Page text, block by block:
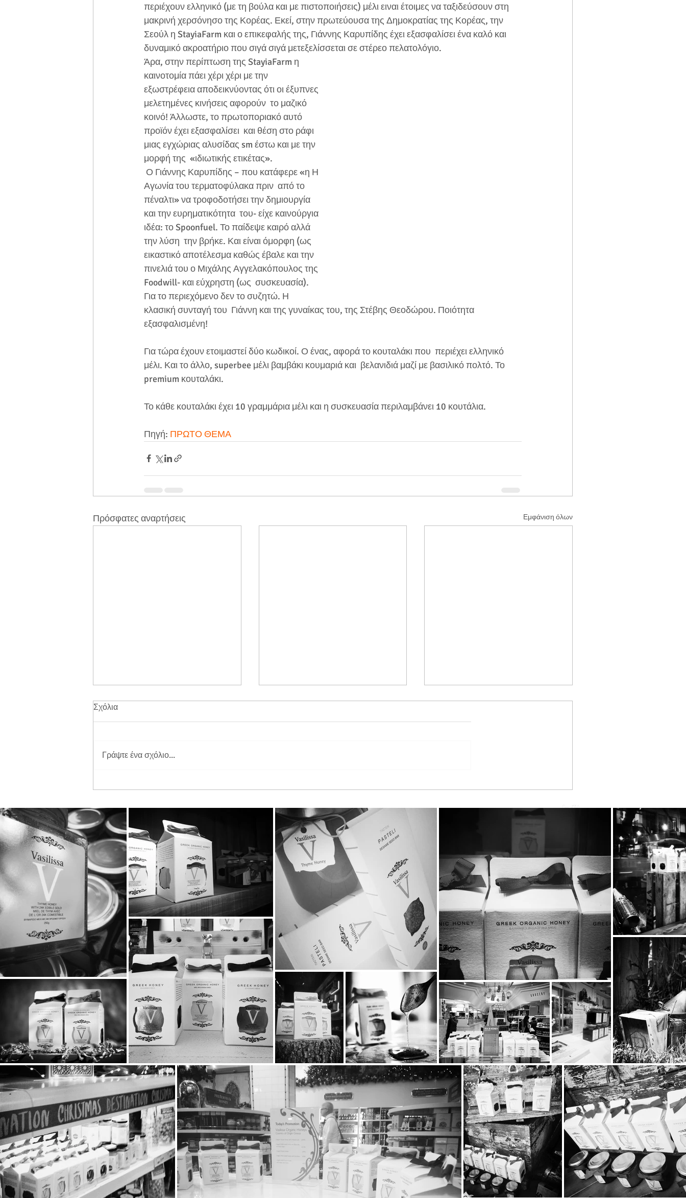
περιέχουν ελληνικό (με τη βούλα και με πιστοποιήσεις) μέλι ειναι έτοιμες να ταξιδεύσουν στη
μακρινή χερσόνησο της Κορέας. Εκεί, στην πρωτεύουσα της Δημοκρατίας της Κορέας, την
Σεούλ η StayiaFarm και ο επικεφαλής της, Γιάννης Καρυπίδης έχει εξασφαλίσει ένα καλό και
δυναμικό ακροατήριο που σιγά σιγά μετεξελίσσεται σε στέρεο πελατολόγιο.
Άρα, στην περίπτωση της StayiaFarm η
καινοτομία πάει χέρι χέρι με την
εξωστρέφεια αποδεικνύοντας ότι οι έξυπνες
μελετημένες κινήσεις αφορούν  το μαζικό
κοινό! Άλλωστε, το πρωτοποριακό αυτό
προϊόν έχει εξασφαλίσει  και θέση στο ράφι
μιας εγχώριας αλυσίδας sm έστω και με την
μορφή της  «ιδιωτικής ετικέτας».
Αγωνία του τερματοφύλακα πριν  από το
πέναλτι» να τροφοδοτήσει την δημιουργία
και την ευρηματικότητα  του- είχε καινούργια
ιδέα: το Spoonfuel. Το παίδεψε καιρό αλλά
την λύση  την βρήκε. Και είναι όμορφη (ως
εικαστικό αποτέλεσμα καθώς έβαλε και την
πινελιά του ο Μιχάλης Αγγελακόπουλος της
Foodwill- και εύχρηστη (ως  συσκευασία).
Για το περιεχόμενο δεν το συζητώ. Η
κλασική συνταγή του  Γιάννη και της γυναίκας του, της Στέβης Θεοδώρου. Ποιότητα
εξασφαλισμένη!
Για τώρα έχουν ετοιμαστεί δύο κωδικοί. Ο ένας, αφορά το κουταλάκι που  περιέχει ελληνικό
μέλι. Και το άλλο, superbee μέλι βαμβάκι κουμαριά και  βελανιδιά μαζί με βασιλικό πολτό. Το
premium κουταλάκι.
Το κάθε κουταλάκι έχει 10 γραμμάρια μέλι και η συσκευασία περιλαμβάνει 10 κουτάλια.
Πηγή: ΠΡΩΤΟ ΘΕΜΑ
Πρόσφατες αναρτήσεις Εμφάνιση όλων
Exports Awards 2026
ξεχωριστή εμπειρία για 50
μικρούς φίλους
Καινούργιου
Σχόλια
Γράψτε ένα σχόλιο...